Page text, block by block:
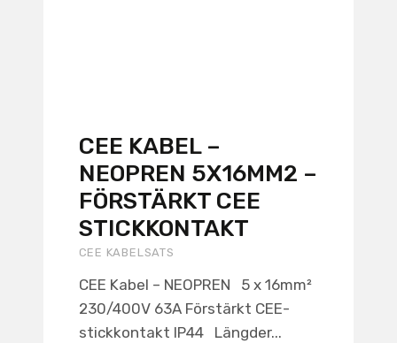
CEE KABEL –
NEOPREN 5X16MM2 –
FÖRSTÄRKT CEE
STICKKONTAKT
CEE KABELSATS
CEE Kabel – NEOPREN 5 x 16mm²
230/400V 63A Förstärkt CEE-
stickkontakt IP44 Längder...